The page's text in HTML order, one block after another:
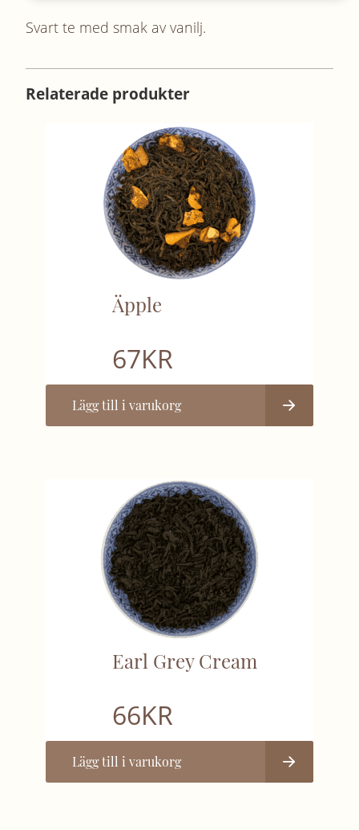
Svart te med smak av vanilj.
Relaterade produkter
Äpple
67KR
Lägg till i varukorg
Earl Grey Cream
66KR
Lägg till i varukorg